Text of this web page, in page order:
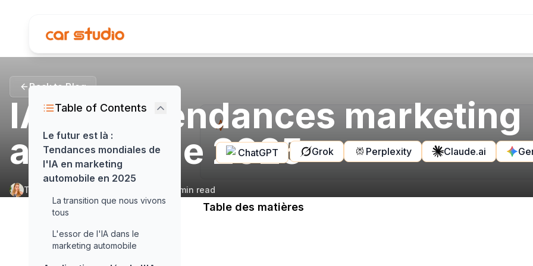
Back to Blog
IA auto: tendances marketing
automobile 2025
Tuğçe Armut min read
Table of Contents
Le futur est là :
Tendances mondiales de
l'IA en marketing
automobile en 2025
La transition que nous vivons
tous
L'essor de l'IA dans le
marketing automobile
ChatGPT Grok Perplexity Claude.ai
Table des matières